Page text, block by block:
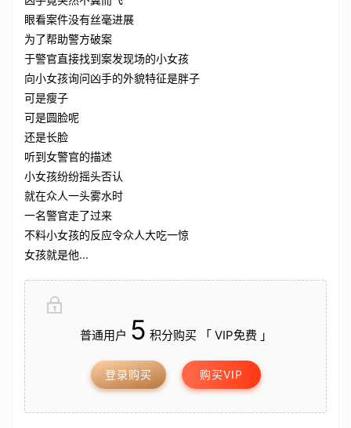
眼看案件没有丝毫进展
为了帮助警方破案
于警官直接找到案发现场的小女孩
向小女孩询问凶手的外貌特征是胖子
可是瘦子
可是圆脸呢
还是长脸
听到女警官的描述
小女孩纷纷摇头否认
就在众人一头雾水时
一名警官走了过来
不料小女孩的反应令众人大吃一惊
女孩就是他...
普通用户 5 积分购买 「 VIP免费 」
登录购买 购买VIP